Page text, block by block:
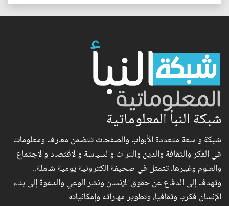
شبكة النبأ المعلوماتية
شبكة واسعة متعددة الأبواب والصفحات تتضمن معارف ومعلومات
في الفكر والثقافة والدين والتراث والسياسة والاقتصاد والاجتماع
والعلوم وغيرها، تتمثل في صحيفة الكترونية يومية شاملة..
وتهدف إلى الدفاع عن حقوق الإنسان ونشر الوعي والدعوة إلى بناء
الإنسان فكريا وثقافيا، وتطوير مهاراته وإمكانياته